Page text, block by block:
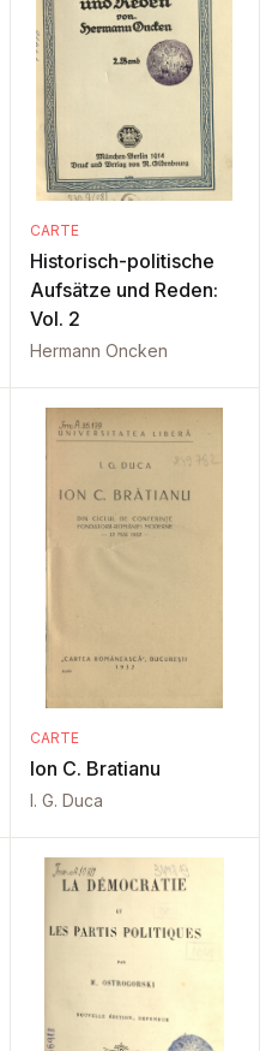
CARTE
Historisch-politische
Aufsätze und Reden:
Vol. 2
Hermann Oncken
CARTE
Ion C. Bratianu
I. G. Duca